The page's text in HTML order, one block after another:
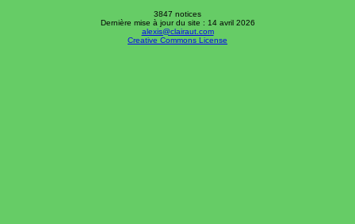
3847 notices
Dernière mise à jour du site : 14 avril 2026
alexis@clairaut.com
Creative Commons License